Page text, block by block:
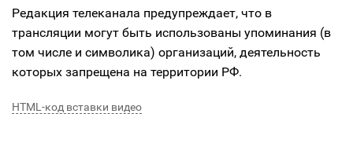
Редакция телеканала предупреждает, что в
трансляции могут быть использованы упоминания (в
том числе и символика) организаций, деятельность
которых запрещена на территории РФ.
HTML-код вставки видео